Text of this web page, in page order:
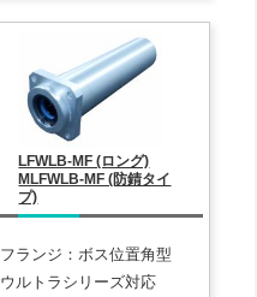
LFWLB-MF (ロング)
MLFWLB-MF (防錆タイ
プ)
フランジ：ボス位置角型
ウルトラシリーズ対応